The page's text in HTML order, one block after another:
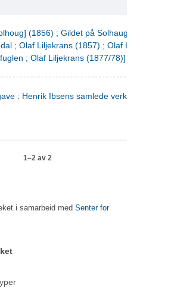
(1856) ; Gildet på Solhaug (1883) ;
; Olaf Liljekrans (1857) ; Olaf Liljekrans
; Olaf Liljekrans (1877/78)]
: Henrik Ibsens samlede verker. 3
1–2 av 2
i samarbeid med Senter for